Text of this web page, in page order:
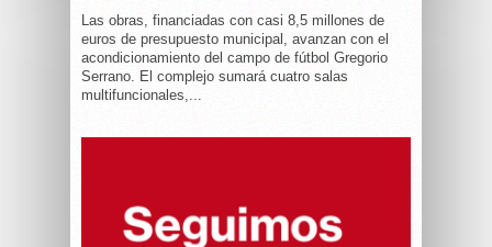
Las obras, financiadas con casi 8,5 millones de
euros de presupuesto municipal, avanzan con el
acondicionamiento del campo de fútbol Gregorio
Serrano. El complejo sumará cuatro salas
multifuncionales,...